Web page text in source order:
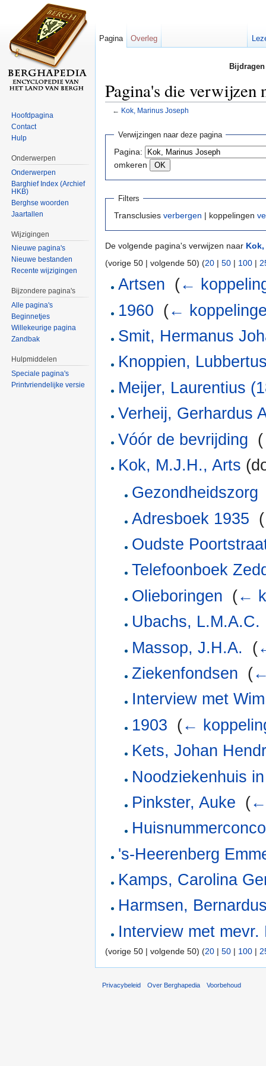
Pagina's die verwijzen
← Kok, Marinus Joseph
Verwijzingen naar deze pagina
Pagina:
omkeren
Filters
Transclusies verbergen | koppelingen
De volgende pagina's verwijzen naar
(vorige 50 | volgende 50) (20 | 50 | 100 |
Artsen (←
1960 (←
Smit, Hermanus
Knoppien,
Meijer, Laurentius
Verheij, Gerhardus
Vóór de bevrijding (
Kok, M.J.H., Arts
Gezondheidszorg
Adresboek 1935 (
Oudste
Telefoonboek
Olieboringen (←
Ubachs, L.M.A.C.
Massop, J.H.A.
(
Ziekenfondsen (←
Interview met
1903 (←
Kets, Johan
Noodziekenhuis
Pinkster, Auke (←
's-Heerenberg
Kamps, Carolina
Harmsen,
Interview met mevr.
(vorige 50 | volgende 50) (20 | 50 | 100 |
Pagina Overleg
Hoofdpagina
Contact
Hulp
Onderwerpen
Onderwerpen
Barghief Index (Archief
HKB)
Berghse woorden
Jaartallen
Wijzigingen
Nieuwe pagina's
Nieuwe bestanden
Recente wijzigingen
Bijzondere pagina's
Alle pagina's
Beginnetjes
Willekeurige pagina
Zandbak
Hulpmiddelen
Speciale pagina's
Printvriendelijke versie
Privacybeleid Over Berghapedia Voorbehoud